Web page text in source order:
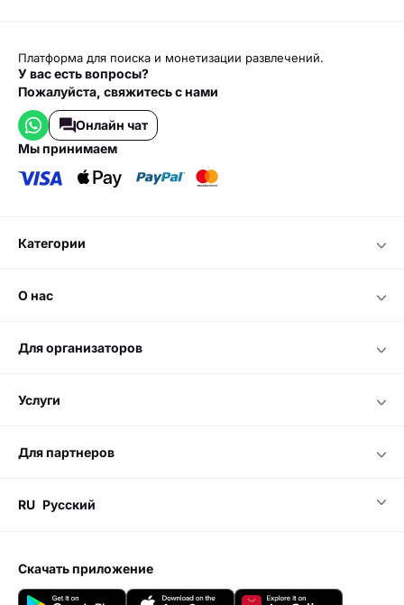
Платформа для поиска и монетизации развлечений.
У вас есть вопросы?
Пожалуйста, свяжитесь с нами
Онлайн чат
мы принимаем
категории
о нас
для организаторов
услуги
для партнеров
RU Русский
скачать приложение